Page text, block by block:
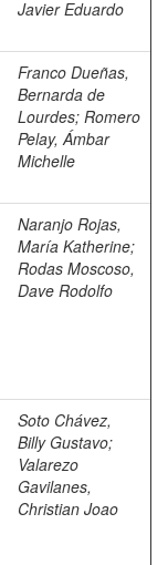
Javier Eduardo
Franco Dueñas,
Bernarda de
Lourdes; Romero
Pelay, Ámbar
Michelle
Naranjo Rojas,
María Katherine;
Rodas Moscoso,
Dave Rodolfo
Soto Chávez,
Billy Gustavo;
Valarezo
Gavilanes,
Christian Joao